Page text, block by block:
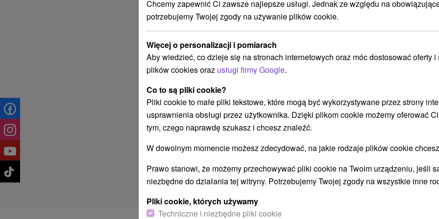
9,2 (179 recenzji)Od 1 Noce
Śniadanie, Śniadanie I Kolacja
Ciesz się swoim pobytem i zyskaj karnety
narciarskie/kolejki linowe do ośrodków Jasna i
Wysokie Tatry oraz wejścia do aquaparków dla
każdej osoby.
Chcemy zapewnić Ci zawsze najlepsze usługi. Jednak ze względu na
potrzebujemy Twojej zgody na używanie plików cookie.
Więcej o personalizacji i pomiarach
Aby wiedzieć, co dzieje się na stronach internetowych oraz móc dostosować oferty i
plików cookies oraz usługi firmy Google.
Co to są pliki cookie?
Pliki cookie to małe pliki tekstowe, które mogą być wykorzystywane przez strony
usprawnienia obsługi przez użytkownika. Dzięki plikom cookie możemy oferować
tym, czego naprawdę szukasz i chcesz znaleźć.
W dowolnym momencie możesz zdecydować, na jakie rodzaje plików cookie
Prawo stanowi, że możemy przechowywać pliki cookie na Twoim urządzeniu, jeśli
niezbędne do działania tej witryny. Potrzebujemy Twojej zgody na wszystkie inne
Pliki cookie, których używamy
Techniczne i niezbędne pliki cookie